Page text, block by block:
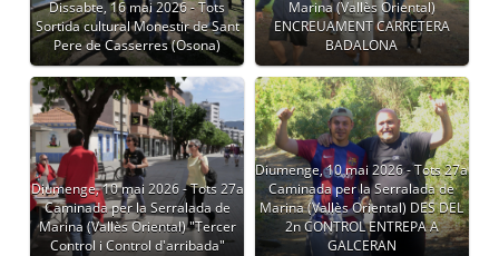
Dissabte, 16 mai 2026 - Tots
Sortida cultural Monestir de Sant
Pere de Casserres (Osona)
Marina (Vallès Oriental)
ENCREUAMENT CARRETERA
BADALONA
Diumenge, 10 mai 2026 - Tots 27a
Caminada per la Serralada de
Marina (Vallès Oriental) "Tercer
Control i Control d'arribada"
Diumenge, 10 mai 2026 - Tots 27a
Caminada per la Serralada de
Marina (Vallès Oriental) DES DEL
2n CONTROL ENTREPA A
GALCERAN